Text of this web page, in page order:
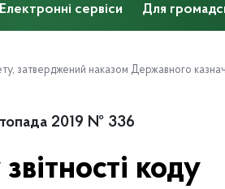
Електронні сервіси Для
затверджений наказом Державного
2019 № 336
коду